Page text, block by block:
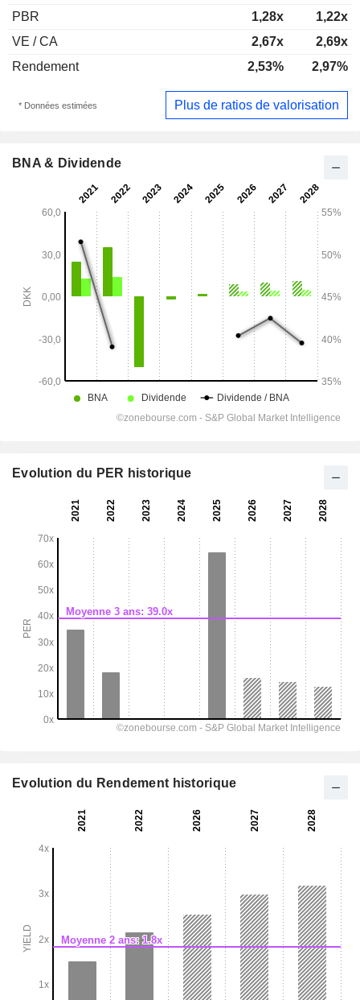
PBR 1,28x
1,22x
VE / CA
2,67x
2,69x
Rendement
2,53% 2,97%
* Données estimées Plus de ratios de valorisation
BNA & Dividende
Evolution du PER historique
Evolution du Rendement historique